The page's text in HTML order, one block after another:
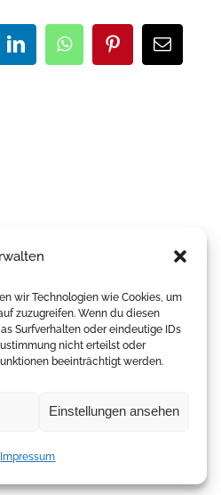
wir Technologien wie Cookies, um
zuzugreifen. Wenn du diesen
Surfverhalten oder eindeutige IDs
nicht erteilst oder
beeinträchtigt werden.
Einstellungen ansehen
Impressum
LinkedInWhatsAppPinterest
E-
Mail